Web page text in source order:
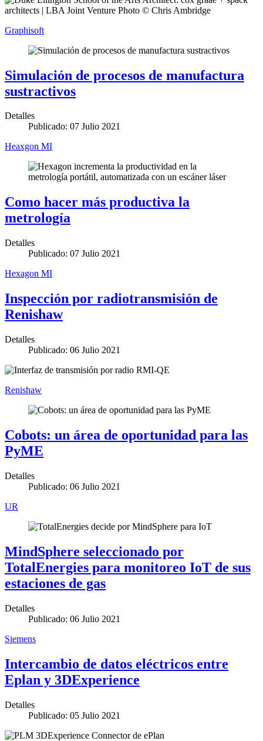
Graphisoft
Simulación de procesos de manufactura
sustractivos
Detalles
Publicado: 07 Julio 2021
Heaxgon MI
Como hacer más productiva la
metrología
Detalles
Publicado: 07 Julio 2021
Hexagon MI
Inspección por radiotransmisión de
Renishaw
Detalles
Publicado: 06 Julio 2021
Renishaw
Cobots: un área de oportunidad para las
PyME
Detalles
Publicado: 06 Julio 2021
UR
MindSphere seleccionado por
TotalEnergies para monitoreo IoT de sus
estaciones de gas
Detalles
Publicado: 06 Julio 2021
Siemens
Intercambio de datos eléctricos entre
Eplan y 3DExperience
Detalles
Publicado: 05 Julio 2021